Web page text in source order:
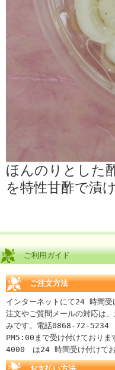
ほんのりとした
を特性甘酢で漬
ご利用ガイド
ご注文方法
インターネットにて24 時間受
注文やご質問メールの対応は
みです。電話0868-72-5234
PM5:00まで受け付けており
4000 は24 時間受け付けて